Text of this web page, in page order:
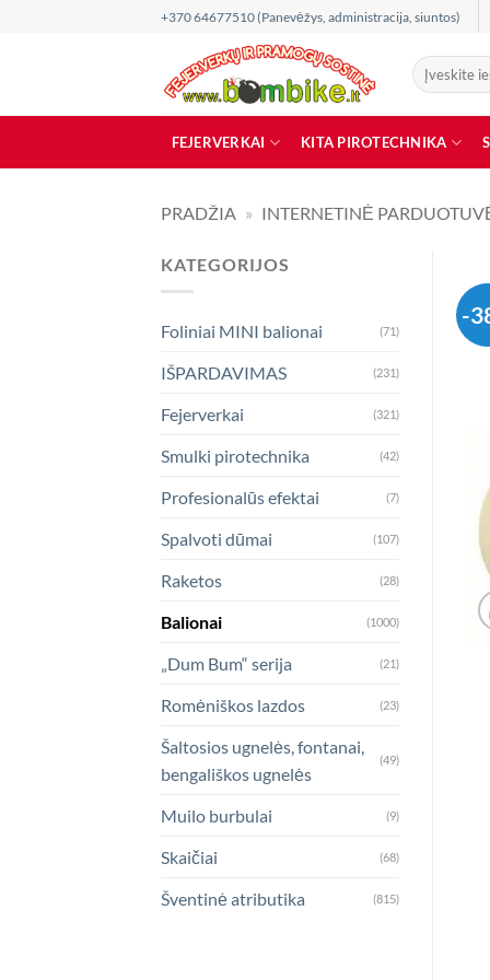
+370 64677510 (Panevėžys, administracija, siuntos)
Ieškoti:
FEJERVERKAI KITA PIROTECHNIKA
PRADŽIA » INTERNETINĖ
KATEGORIJOS
Foliniai MINI balionai (71)
IŠPARDAVIMAS (231)
Fejerverkai (321)
Smulki pirotechnika (42)
Profesionalūs efektai (7)
Spalvoti dūmai (107)
Raketos (28)
Balionai (1000)
„Dum Bum“ serija (21)
Romėniškos lazdos (23)
Šaltosios ugnelės, fontanai,
bengališkos ugnelės
(49)
Muilo burbulai (9)
Skaičiai (68)
Šventinė atributika (815)
-